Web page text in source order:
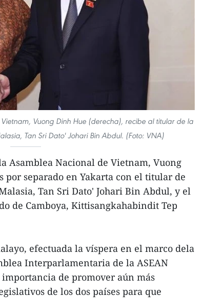
Vuong Dinh Hue (derecha), recibe al titular de la
Tan Sri Dato' Johari Bin Abdul. (Foto: VNA)
Asamblea Nacional de Vietnam, Vuong
por separado en Yakarta con el titular de
Tan Sri Dato' Johari Bin Abdul, y el
de Camboya, Kittisangkahabindit Tep
efectuada la víspera en el marco dela
Interparlamentaria de la ASEAN
de promover aún más
de los dos países para que